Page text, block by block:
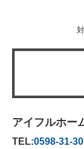
アイフルホー
TEL:0598-31-